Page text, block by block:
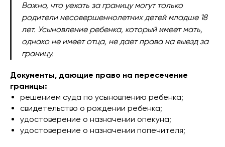
Важно, что уехать за границу могут только
родители несовершеннолетних детей младше 18
лет. Усыновление ребенка, который имеет мать,
однако не имеет отца, не дает права на выезд за
границу.
Документы, дающие право на пересечение
границы:
решением суда по усыновлению ребенка;
свидетельство о рождении ребенка;
удостоверение о назначении опекуна;
удостоверение о назначении попечителя;